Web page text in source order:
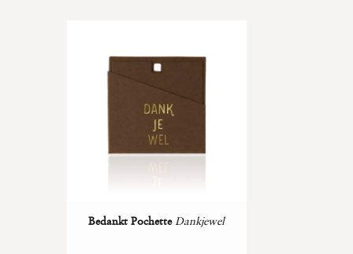
Bedankt Pochette Dankjewel